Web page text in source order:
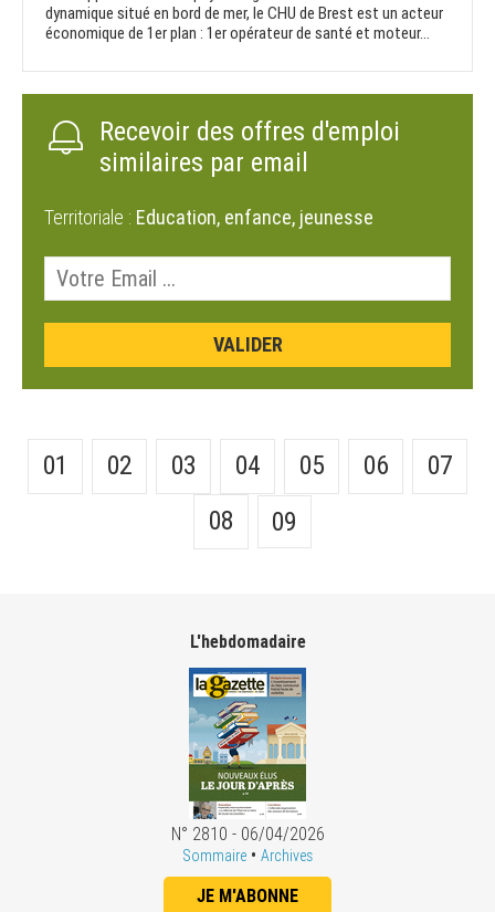
dynamique situé en bord de mer, le CHU de Brest est un acteur
économique de 1er plan : 1er opérateur de santé et moteur...
Recevoir des offres d'emploi
similaires par email
Territoriale : Education, enfance, jeunesse
01 02 03 04 05 06
07
08
09
L'hebdomadaire
N° 2810 - 06/04/2026
Sommaire • Archives
JE M'ABONNE